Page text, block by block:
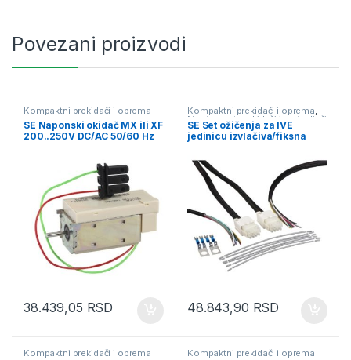
Povezani proizvodi
Kompaktni prekidači i oprema
SE Naponski okidač MX ili XF
200..250V DC/AC 50/60 Hz
38.439,05 RSD
Kompaktni prekidači i oprema,
Masterpact prekidači i rastavljači
SE Set ožičenja za IVE
jedinicu izvlačiva/fiksna
48.843,90 RSD
Kompaktni prekidači i oprema Kompaktni prekidači i oprema